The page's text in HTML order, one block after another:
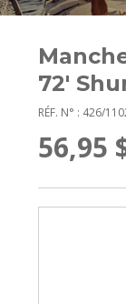
72'
RÉF. N° : 426/
56,95